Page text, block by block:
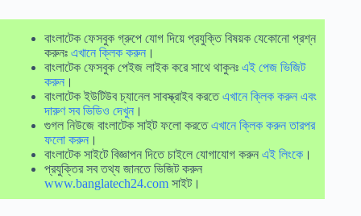
বাংলাটেক ফেসবুক গ্রুপে যোগ দিয়ে প্রযুক্তি বিষয়ক যেকোনো প্রশ্ন
করুনঃ এখানে ক্লিক করুন ।
বাংলাটেক ফেসবুক পেইজ লাইক করে সাথে থাকুনঃ এই পেজ ভিজিট
করুন ।
বাংলাটেক ইউটিউব চ্যানেল সাবস্ক্রাইব করতেএখানে ক্লিক করুন এবং
দারুণ সব ভিডিও দেখুন ।
গুগল নিউজে বাংলাটেক সাইট ফলো করতেএখানে ক্লিক করুন তারপর
ফলো করুন ।
বাংলাটেক সাইটে বিজ্ঞাপন দিতে চাইলে যোগাযোগ করুন এই লিংকে ।
প্রযুক্তির সব তথ্য জানতে ভিজিট করুন
www.banglatech24.com সাইট।